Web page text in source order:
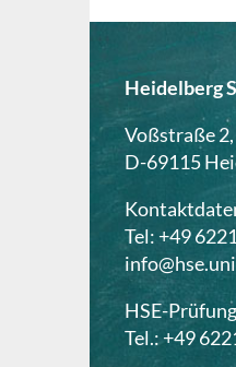
Heidelberg
Voßstraße
D-69115
Tel: +49
HSE-
Tel.: +49